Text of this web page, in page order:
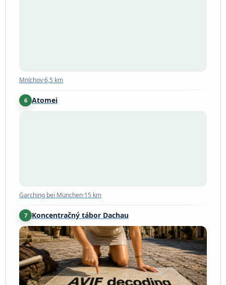
Mníchov·6,5 km
6 Atomei
Garching bei München·15 km
7 Koncentračný tábor Dachau
Dachau·16 km